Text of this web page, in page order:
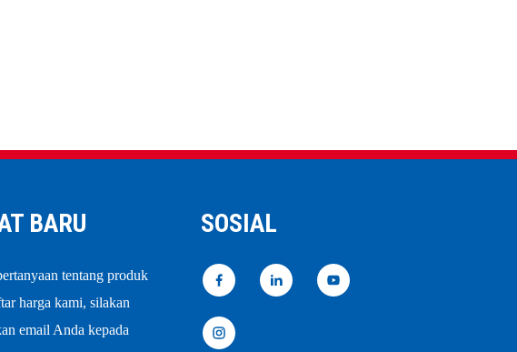
BARU
tentang produk
harga kami, silakan
email Anda kepada
SOSIAL